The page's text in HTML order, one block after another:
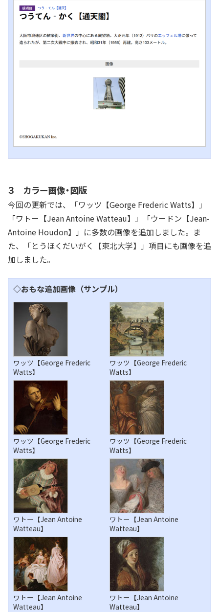
３ カラー画像・図版
今回の更新では、「ワッツ【George Frederic Watts】」
「ワトー【Jean Antoine Watteau】」「ウードン【Jean-
Antoine Houdon】」に多数の画像を追加しました。ま
た、「とうほくだいがく【東北大学】」項目にも画像を追
加しました。
◇おもな追加画像（サンプル）
ワッツ【George Frederic
Watts】
ワッツ【George Frederic
Watts】
ワッツ【George Frederic
Watts】
ワッツ【George Frederic
Watts】
ワトー【Jean Antoine
Watteau】
ワトー【Jean Antoine
Watteau】
ワトー【Jean Antoine
Watteau】
ワトー【Jean Antoine
Watteau】